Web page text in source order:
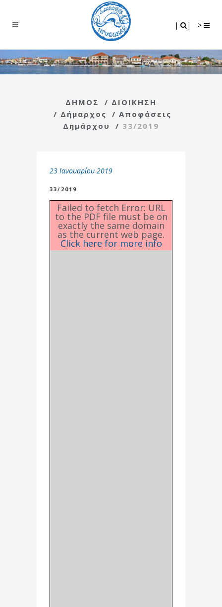
| | ->
ΔΗΜΟΣ / ΔΙΟΙΚΗΣΗ
/ Δήμαρχος / Αποφάσεις
Δημάρχου
/ 33/2019
23 Ιανουαρίου 2019
33/2019
Failed to fetch Error: URL
to the PDF file must be on
exactly the same domain
as the current web page.
Click here for more info